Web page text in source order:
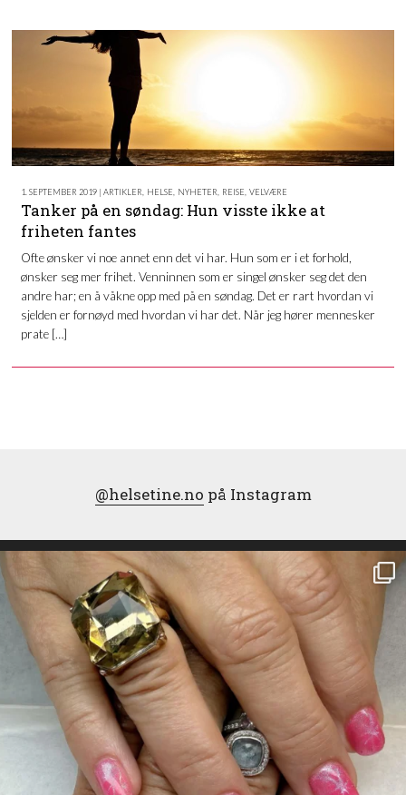
1. SEPTEMBER 2019 | ARTIKLER HELSE NYHETER REISE VELVÆRE
Tanker på en søndag: Hun visste ikke at
friheten fantes
Ofte ønsker vi noe annet enn det vi har. Hun som er i et forhold,
ønsker seg mer frihet. Venninnen som er singel ønsker seg det den
andre har; en å våkne opp med på en søndag. Det er rart hvordan vi
sjelden er fornøyd med hvordan vi har det. Når jeg hører mennesker
prate […]
@helsetine.no på Instagram